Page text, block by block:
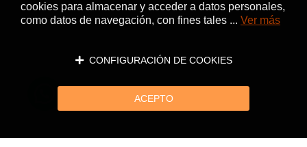
cookies para almacenar y acceder a datos personales,
como datos de navegación, con fines tales ... Ver más
CONFIGURACIÓN DE COOKIES
ACEPTO